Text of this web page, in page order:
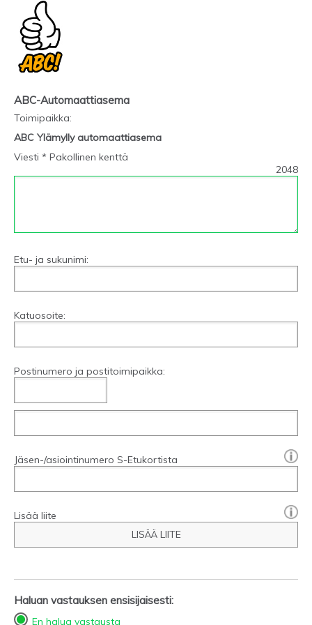
ABC-Automaattiasema
Toimipaikka:
ABC Ylämylly automaattiasema
Viesti * Pakollinen kenttä
2048
Etu- ja sukunimi:
Katuosoite:
Postinumero ja postitoimipaikka:
Jäsen-/asiointinumero S-Etukortista
Lisää liite
LISÄÄ LIITE
Haluan vastauksen ensisijaisesti:
En halua vastausta